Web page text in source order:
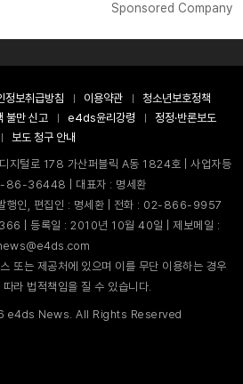
Sponsored Company
정보취급방침 이용약관
청소년보호정책
불만 신고 e4ds윤리강령
정정·반론보도
보도 청구 안내
지털로 178 가산퍼블릭 A동 1824호 | 사업자등
86-36448 | 대표자 : 명세환
행인, 편집인 : 명세환 | 전화 : 02-866-9957
| 등록일 : 2010년 10월 40일 | 제보메일 :
또는 제공처에 있으며 이를 무단 이용하는 경우
라 법적책임을 질 수 있습니다.
e4ds News. All Rights Reserved